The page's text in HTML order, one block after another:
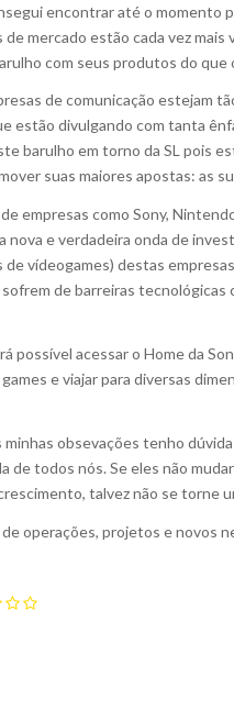
encontrar até o momento
mercado estão cada vez
com seus produtos do que
de comunicação estejam
estão divulgando com tanta
barulho em torno da SL pois
suas maiores apostas: as
empresas como Sony,
nova e verdadeira onda de
vídeogames) destas
de barreiras tecnológicas
possível acessar o Home da
e viajar para diversas
obsevações tenho
de todos nós. Se eles não
talvez não se torne
operações, projetos e novos